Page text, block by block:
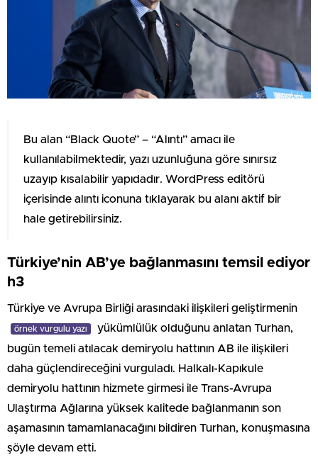
Bu alan “Black Quote” – “Alıntı” amacı ile
kullanılabilmektedir, yazı uzunluğuna göre sınırsız
uzayıp kısalabilir yapıdadır. WordPress editörü
içerisinde alıntı iconuna tıklayarak bu alanı aktif bir
hale getirebilirsiniz.
Türkiye’nin AB’ye bağlanmasını temsil ediyor
h3
Türkiye ve Avrupa Birliği arasındaki ilişkileri geliştirmenin
örnek vurgulu yazı
yükümlülük olduğunu anlatan Turhan,
bugün temeli atılacak demiryolu hattının AB ile ilişkileri
daha güçlendireceğini vurguladı. Halkalı-Kapıkule
demiryolu hattının hizmete girmesi ile Trans-Avrupa
Ulaştırma Ağlarına yüksek kalitede bağlanmanın son
aşamasının tamamlanacağını bildiren Turhan, konuşmasına
şöyle devam etti.